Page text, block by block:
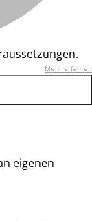
Mehr erfahren
eigenen